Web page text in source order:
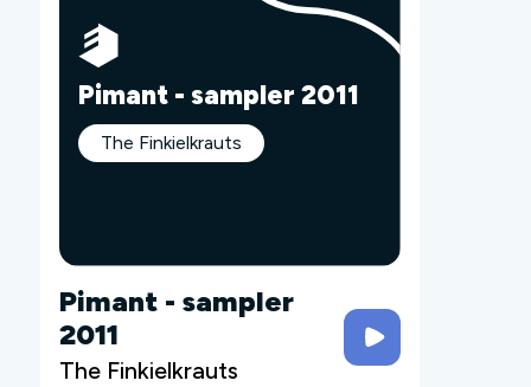
Pimant - sampler 2011
The Finkielkrauts
Pimant - sampler
2011
The Finkielkrauts